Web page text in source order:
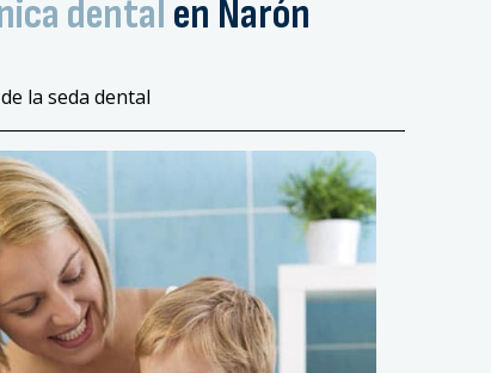
dental en Narón
la seda dental